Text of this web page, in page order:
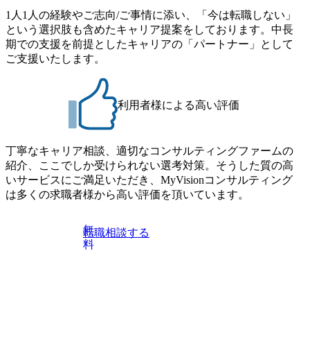
サルティング経験5年以上 ● 戦略コンサルタント ・4年生大
学卒業に限る ・以下のいずれかの実務経験を有する方
- MBB及び戦略ファームでのコンサルティング経験2年以
上 - BIG4のStrategy部門におけるコンサルティング経験2
プし、バイタリティーを持ってチャレンジできる方 ・自ら
コンサル業界やクライアント動向を把握し、クライアント
や自社への提案などに積極的に関わることができる方 ・ス
ケジューリング(優先順位付け含む)など、ビジネスベーシッ
クスキルが習得できている方
の上参加者を決定させていただきます。ご了承ください。
● 当日の流れ 受付 → 会社説明会 → 面接(会社説明会終了
後、随時ご案内) ※全てリモートにて実施します。 ※参加
される方に個別に当日の面接案内をお送りいたします。 ※
通常の選考フローと異なり、事前に適性検査をご受検いた
だきます。 ● 詳細 デジタルイノベーション事業部でのポジ
ションサーチになります。 ご経験やスキル、そして適性や
志向性に合わせて、以下のいずれかの役割でご活躍いただ
きます。 ※本求人はレバテック株式会社の雇用となりま
す。 ＜ITコンサルタント＞ Webアプリケーション、SaaS系
の領域において、大手・ベンチャー・スタートアップ企業
に対する課題解決支援を行います。 直近の案件では、大規
模基幹システムにおける最上流のPoC(概念実証)支援から構
います。 生成AIなどの最新技術とシステムを活用し、顧客
の業務革新と効率化の実現に貢献します。 ＜PL/PM＞ 顧客
1人1人の経験やご志向/ご事情に添い、「今は転職しない」
という選択肢も含めたキャリア提案をしております。中長
期での支援を前提としたキャリアの「パートナー」として
ご支援いたします。
利用者様による高い評価
丁寧なキャリア相談、適切なコンサルティングファームの
紹介、ここでしか受けられない選考対策。そうした質の高
いサービスにご満足いただき、MyVisionコンサルティング
は多くの求職者様から高い評価を頂いています。
無
料
転職相談する